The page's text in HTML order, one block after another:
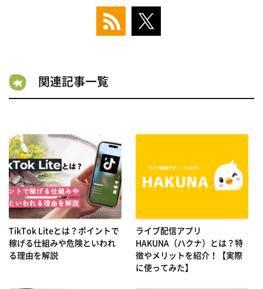
関連記事一覧
TikTok Liteとは？ポイントで
稼げる仕組みや危険といわれ
る理由を解説
ライブ配信アプリ
HAKUNA（ハクナ）とは？特
徴やメリットを紹介！【実際
に使ってみた】